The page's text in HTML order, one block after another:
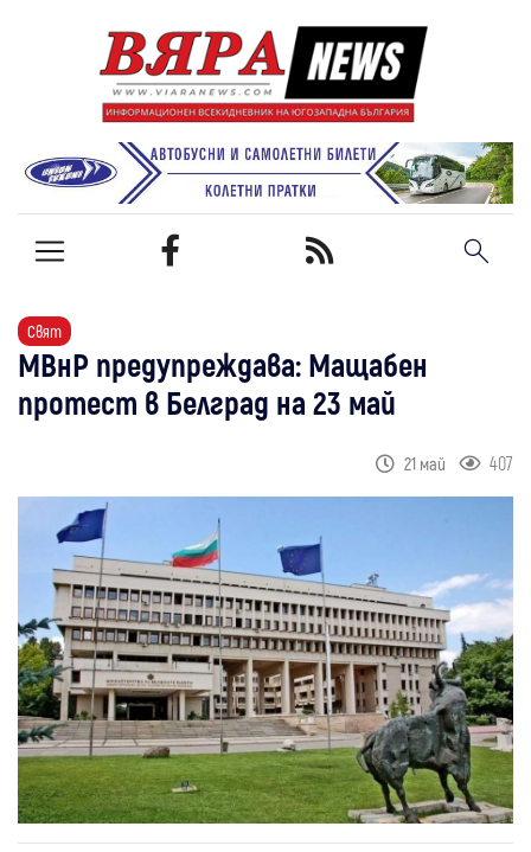
Свят
МВнР предупреждава: Мащабен
протест в Белград на 23 май
21 май 407